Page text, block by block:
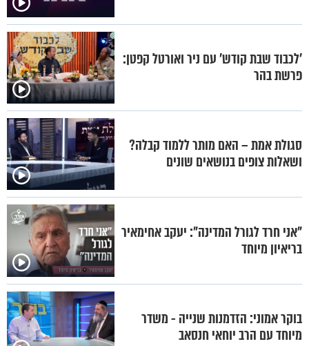
'לכבוד שבת קודש' עם ניר ואורטל קפטן:
פרשת בהר
סגולת אמת – האם מותר ללמוד קבלה?
ושאלות צופים בנושאים שונים
"אני חרד לגורל המדינה": יעקב אחימאיר
בריאיון מיוחד
בוקר אמוני: הזדמנות שנייה - משדר
מיוחד עם הרב יוחאי חנסאב